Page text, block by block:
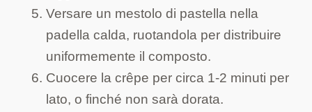
Versare un mestolo di pastella nella
padella calda, ruotandola per distribuire
uniformemente il composto.
Cuocere la crêpe per circa 1-2 minuti per
lato, o finché non sarà dorata.